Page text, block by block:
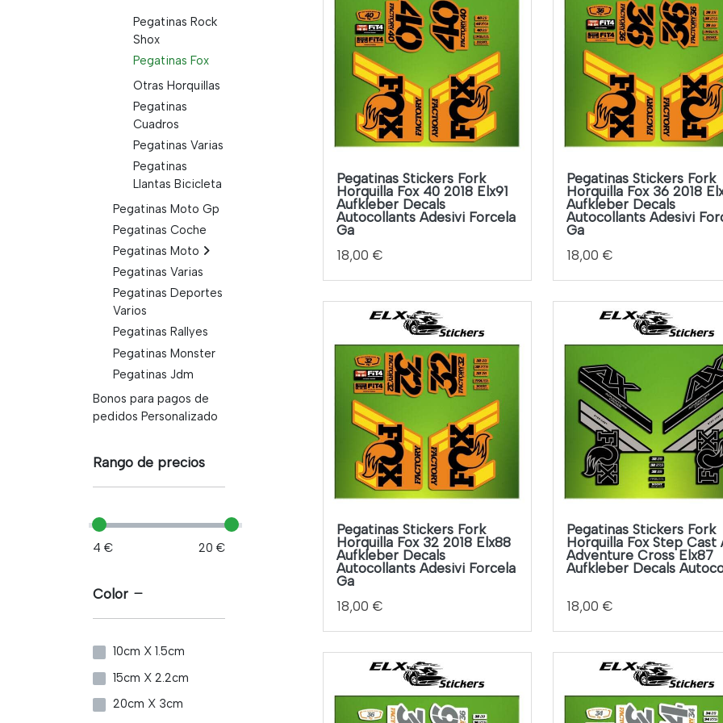
Pegatinas Rock
Shox
Pegatinas Fox
Otras Horquillas
Pegatinas
Cuadros
Pegatinas Varias
Pegatinas
Llantas Bicicleta
Pegatinas Moto Gp
Pegatinas Coche
Pegatinas Moto
Pegatinas Varias
Pegatinas Deportes
Varios
Pegatinas Rallyes
Pegatinas Monster
Pegatinas Jdm
Bonos para pagos de
pedidos Personalizado
Rango de precios
4 € 20 €
Color
10cm X 1.5cm
15cm X 2.2cm
20cm X 3cm
Pegatinas Stickers Fork
Horquilla Fox 40 2018 Elx91
Aufkleber Decals
Autocollants Adesivi Forcela
Ga
18,00 €
Pegatinas Stickers Fork
Horquilla Fox 36 2018
Aufkleber Decals
Autocollants Adesivi
Ga
18,00 €
Pegatinas Stickers Fork
Horquilla Fox 32 2018 Elx88
Aufkleber Decals
Autocollants Adesivi Forcela
Ga
18,00 €
Pegatinas Stickers Fork
Horquilla Fox Step Cast
Adventure Cross Elx87
Aufkleber Decals
18,00 €